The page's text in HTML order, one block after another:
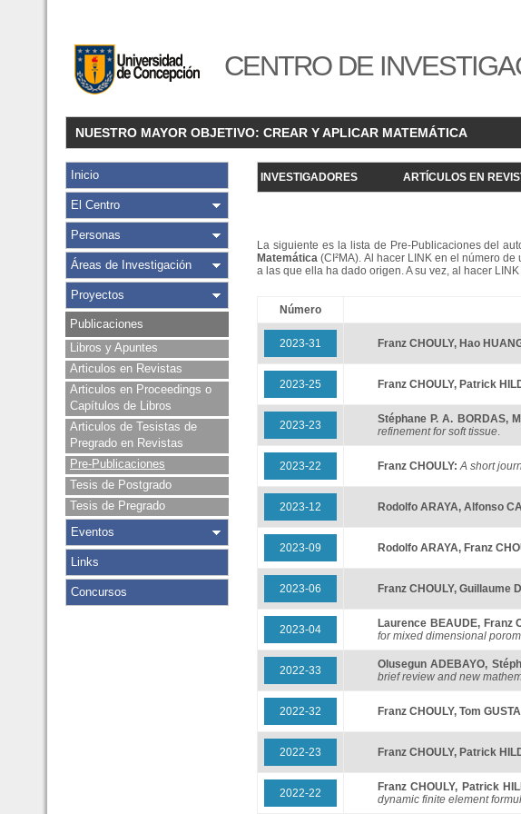
CENTRO DE
NUESTRO MAYOR OBJETIVO: CREAR Y APLICAR MATEMÁTICA
Inicio
El Centro
Personas
Áreas de Investigación
Proyectos
Publicaciones
Libros y Apuntes
Articulos en Revistas
Articulos en Proceedings o
Capítulos de Libros
Articulos de Tesistas de
Pregrado en Revistas
Pre-Publicaciones
Tesis de Postgrado
Tesis de Pregrado
Eventos
Links
Concursos
INVESTIGADORES ARTÍCULOS EN
La siguiente es la lista de Pre-Publicaciones del
Matemática (CI²MA). Al hacer LINK en el número
a las que ella ha dado origen. A su vez, al hacer
Número
2023-31 Franz CHOULY, Hao
2023-25 Franz CHOULY, Patrick
2023-23 Stéphane P. A. BORDAS,
refinement for soft tissue.
2023-22 Franz CHOULY:A short
2023-12 Rodolfo ARAYA, Alfonso
2023-09 Rodolfo ARAYA, Franz
2023-06 Franz CHOULY, Guillaume
2023-04 Laurence BEAUDE, Franz
for mixed dimensional
2022-33 Olusegun ADEBAYO,
brief review and new
2022-32 Franz CHOULY, Tom
2022-23 Franz CHOULY, Patrick
2022-22 Franz CHOULY, Patrick
dynamic finite element